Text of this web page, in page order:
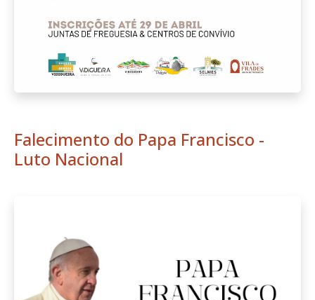
Falecimento do Papa Francisco -
Luto Nacional